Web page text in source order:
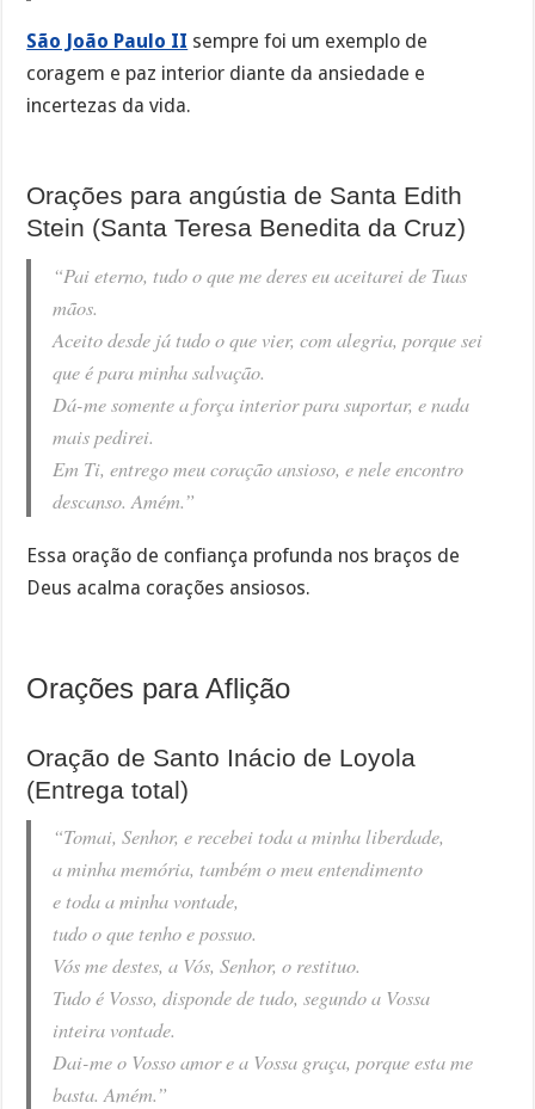
São João Paulo II sempre foi um exemplo de
coragem e paz interior diante da ansiedade e
incertezas da vida.
Orações para angústia de Santa Edith
Stein (Santa Teresa Benedita da Cruz)
“Pai eterno, tudo o que me deres eu aceitarei de Tuas
mãos.
Aceito desde já tudo o que vier, com alegria, porque sei
que é para minha salvação.
Dá-me somente a força interior para suportar, e nada
mais pedirei.
Em Ti, entrego meu coração ansioso, e nele encontro
descanso. Amém.”
Essa oração de confiança profunda nos braços de
Deus acalma corações ansiosos.
Orações para Aflição
Oração de Santo Inácio de Loyola
(Entrega total)
“Tomai, Senhor, e recebei toda a minha liberdade,
a minha memória, também o meu entendimento
e toda a minha vontade,
tudo o que tenho e possuo.
Vós me destes, a Vós, Senhor, o restituo.
Tudo é Vosso, disponde de tudo, segundo a Vossa
inteira vontade.
Dai-me o Vosso amor e a Vossa graça, porque esta me
basta. Amém.”